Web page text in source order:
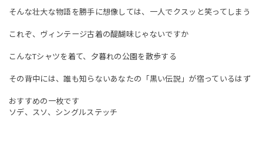
そんな壮大な物語を勝手に想像しては、一人でクスッと笑ってしまう
これぞ、ヴィンテージ古着の醍醐味じゃないですか
こんなTシャツを着て、夕暮れの公園を散歩する
その背中には、誰も知らないあなたの「黒い伝説」が宿っているはず
おすすめの一枚です
ソデ、スソ、シングルステッチ